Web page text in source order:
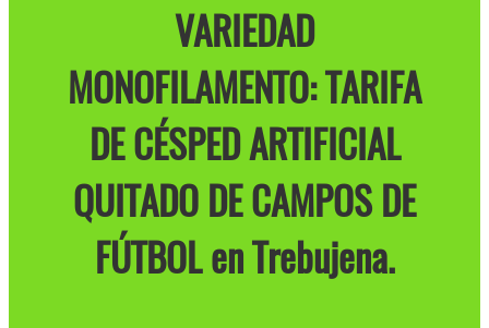
VARIEDAD
MONOFILAMENTO: TARIFA
DE CÉSPED ARTIFICIAL
QUITADO DE CAMPOS DE
FÚTBOL en Trebujena.